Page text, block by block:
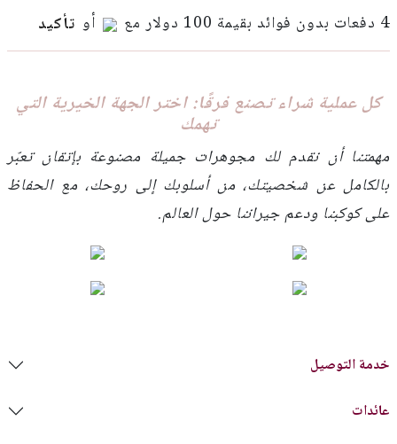
4 دفعات بدون فوائد بقيمة 100 دولار مع أو تأكيد
كل عملية شراء تصنع فرقًا: اختر الجهة الخيرية التي
تهمك
مهمتنا أن نقدم لك مجوهرات جميلة مصنوعة بإتقان تعبّر
بالكامل عن شخصيتك، من أسلوبك إلى روحك، مع الحفاظ
على كوكبنا ودعم جيراننا حول العالم.
خدمة التوصيل
عائدات